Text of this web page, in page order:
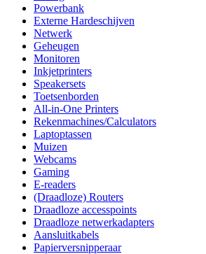
Powerbank
Externe Hardeschijven
Netwerk
Geheugen
Monitoren
Inkjetprinters
Speakersets
Toetsenborden
All-in-One Printers
Rekenmachines/Calculators
Laptoptassen
Muizen
Webcams
Gaming
E-readers
(Draadloze) Routers
Draadloze accesspoints
Draadloze netwerkadapters
Aansluitkabels
Papierversnipperaar